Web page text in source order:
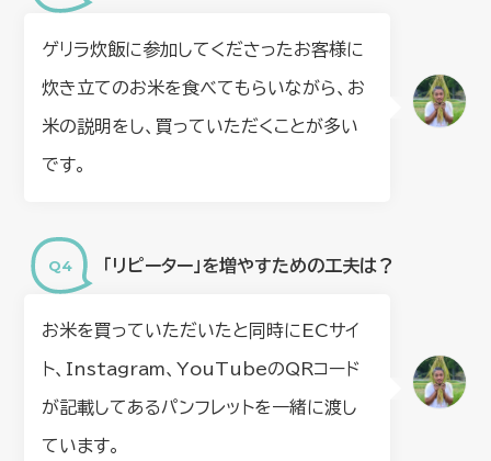
ゲリラ炊飯に参加してくださったお客様に
炊き立てのお米を食べてもらいながら、お
米の説明をし、買っていただくことが多い
です。
「リピーター」を増やすための工夫は？
お米を買っていただいたと同時にECサイ
ト、Instagram、YouTubeのQRコード
が記載してあるパンフレットを一緒に渡し
ています。